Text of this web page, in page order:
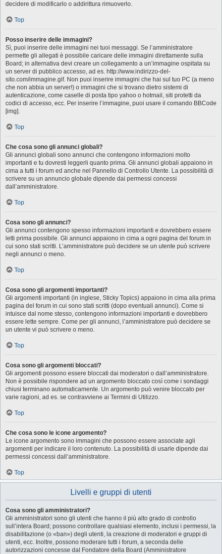
decidere di modificarlo o addirittura rimuoverlo.
Top
Posso inserire delle immagini?
Sì, puoi inserire delle immagini nei tuoi messaggi. Se l’amministratore
permette gli allegati è possibile caricare delle immagini direttamente sulla
Board; in alternativa devi creare un collegamento a un’immagine ospitata su
un server di pubblico accesso, ad es. http://www.indirizzo-del-
sito.com/immagine.gif. Non puoi inserire immagini che hai sul tuo PC (a meno
che non abbia un server!) o immagini che si trovano dietro sistemi di
autenticazione, come caselle di posta tipo yahoo o hotmail, siti protetti da
codici di accesso, ecc. Per inserire l’immagine, puoi usare il comando BBCode
[img].
Top
Che cosa sono gli annunci globali?
Gli annunci globali sono annunci che contengono informazioni molto
importanti e tu dovresti leggerli quanto prima. Gli annunci globali appaiono in
cima a tutti i forum ed anche nel Pannello di Controllo Utente. La possibilità di
scrivere su un annuncio globale dipende dai permessi concessi
dall’amministratore.
Top
Cosa sono gli annunci?
Gli annunci contengono spesso informazioni importanti e dovrebbero essere
letti prima possibile. Gli annunci appaiono in cima a ogni pagina del forum in
cui sono stati scritti. L’amministratore può decidere se un utente può scrivere
negli annunci o meno.
Top
Cosa sono gli argomenti importanti?
Gli argomenti importanti (in inglese, Sticky Topics) appaiono in cima alla prima
pagina del forum in cui sono stati scritti (dopo eventuali annunci). Come si
intuisce dal nome stesso, contengono informazioni importanti e dovrebbero
essere lette sempre. Come per gli annunci, l’amministratore può decidere se
un utente vi può scrivere o meno.
Top
Cosa sono gli argomenti bloccati?
Gli argomenti possono essere bloccati dai moderatori o dall’amministratore.
Non è possibile rispondere ad un argomento bloccato così come i sondaggi
chiusi terminano automaticamente. Un argomento può venire bloccato per
varie ragioni, ad es. se contravviene ai Termini di Utilizzo.
Top
Che cosa sono le icone argomento?
Le icone argomento sono immagini che possono essere associate agli
argomenti per indicare il loro contenuto. La possibilità di usarle dipende dai
permessi concessi dall’amministratore.
Top
Livelli e gruppi di utenti
Cosa sono gli amministratori?
Gli amministratori sono gli utenti che hanno il più alto grado di controllo
sull’intera Board; possono controllare qualsiasi elemento, inclusi i permessi, la
disabilitazione (o «ban») degli utenti, la creazione di moderatori e gruppi di
utenti, ecc. Inoltre, possono moderare tutti i forum, a seconda delle
autorizzazioni concesse dal Fondatore della Board (Amministratore